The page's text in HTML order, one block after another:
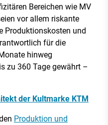
Bereichen wie MV
vor allem riskante
Produktionskosten und
für die
hinweg
zu 360 Tage gewährt –
der Kultmarke KTM
Produktion und